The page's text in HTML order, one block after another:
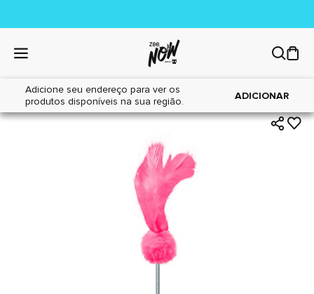
Adicione seu endereço para ver os
produtos disponíveis na sua região.
ADICIONAR
Home|Gatos|Brinquedos